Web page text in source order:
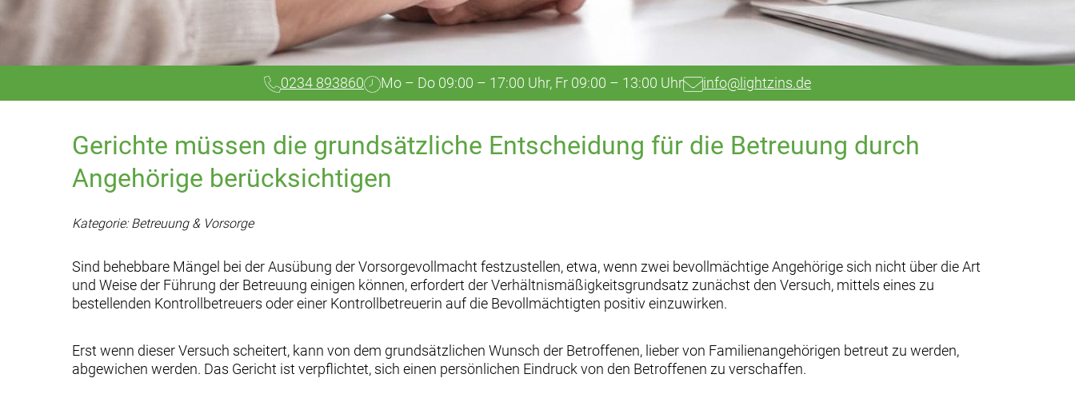
0234 893860 Mo – Do 09:00 – 17:00 Uhr, Fr 09:00 – 13:00 Uhr info@lightzins.de
Gerichte müssen die grundsätzliche Entscheidung für die Betreuung durch
Angehörige berücksichtigen
Kategorie: Betreuung & Vorsorge
Sind behebbare Mängel bei der Ausübung der Vorsorgevollmacht festzustellen, etwa, wenn zwei bevollmächtige Angehörige sich nicht über die Art
und Weise der Führung der Betreuung einigen können, erfordert der Verhältnismäßigkeitsgrundsatz zunächst den Versuch, mittels eines zu
bestellenden Kontrollbetreuers oder einer Kontrollbetreuerin auf die Bevollmächtigten positiv einzuwirken.
Erst wenn dieser Versuch scheitert, kann von dem grundsätzlichen Wunsch der Betroffenen, lieber von Familienangehörigen betreut zu werden,
abgewichen werden. Das Gericht ist verpflichtet, sich einen persönlichen Eindruck von den Betroffenen zu verschaffen.